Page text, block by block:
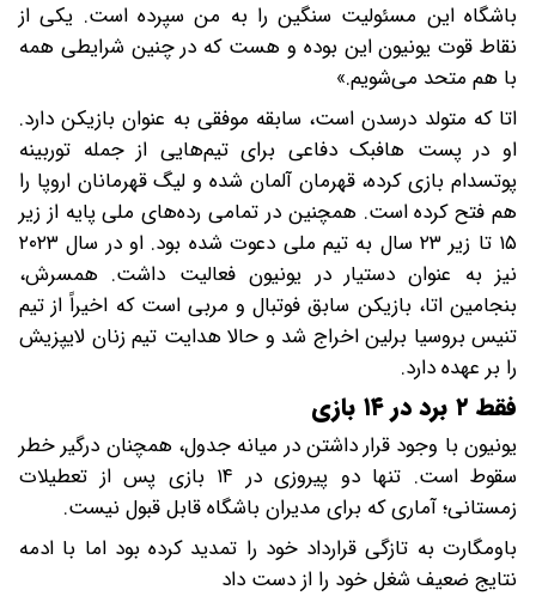
باشگاه این مسئولیت سنگین را به من سپرده است. یکی از
نقاط قوت یونیون این بوده و هست که در چنین شرایطی همه
با هم متحد می‌شویم.»
اتا که متولد درسدن است، سابقه موفقی به عنوان بازیکن دارد.
او در پست هافبک دفاعی برای تیم‌هایی از جمله توربینه
پوتسدام بازی کرده، قهرمان آلمان شده و لیگ قهرمانان اروپا را
هم فتح کرده است. همچنین در تمامی رده‌های ملی پایه از زیر
۱۵ تا زیر ۲۳ سال به تیم ملی دعوت شده بود. او در سال ۲۰۲۳
نیز به عنوان دستیار در یونیون فعالیت داشت. همسرش،
بنجامین اتا، بازیکن سابق فوتبال و مربی است که اخیراً از تیم
تنیس بروسیا برلین اخراج شد و حالا هدایت تیم زنان لایپزیش
را بر عهده دارد.
فقط ۲ برد در ۱۴ بازی
یونیون با وجود قرار داشتن در میانه جدول، همچنان درگیر خطر
سقوط است. تنها دو پیروزی در ۱۴ بازی پس از تعطیلات
زمستانی؛ آماری که برای مدیران باشگاه قابل قبول نیست.
باومگارت به تازگی قرارداد خود را تمدید کرده بود اما با ادمه
نتایج ضعیف شغل خود را از دست داد